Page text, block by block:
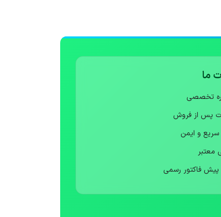
ما
تخصصی
پس از فروش
سریع و ایمن
معتبر
پیش فاکتور رسمی